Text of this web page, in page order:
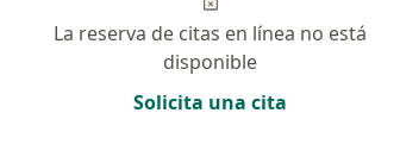
La reserva de citas en línea no está
disponible
Solicita una cita